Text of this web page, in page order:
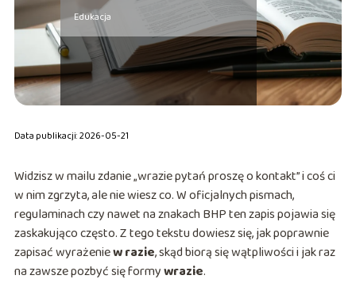
Edukacja
Data publikacji: 2026-05-21
Widzisz w mailu zdanie „wrazie pytań proszę o kontakt” i coś ci
w nim zgrzyta, ale nie wiesz co. W oficjalnych pismach,
regulaminach czy nawet na znakach BHP ten zapis pojawia się
zaskakująco często. Z tego tekstu dowiesz się, jak poprawnie
zapisać wyrażeniew razie, skąd biorą się wątpliwości i jak raz
na zawsze pozbyć się formywrazie.